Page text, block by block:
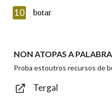
Introduce o código que
Texto de verificación
10 botar
NON ATOPAS A
Proba estoutros recursos de
Tergal